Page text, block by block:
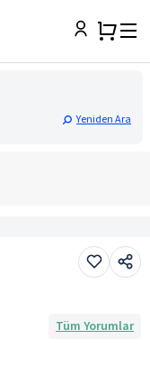
Yeniden Ara
Tüm Yorumlar